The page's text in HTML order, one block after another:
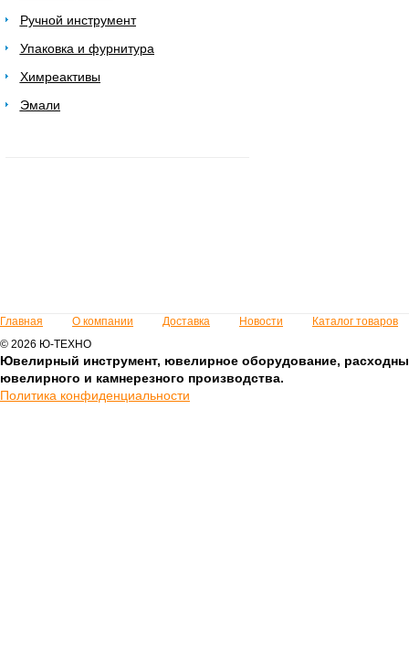
Ручной инструмент
Упаковка и фурнитура
Химреактивы
Эмали
Главная О компании Доставка Новости
Каталог товаров
© 2026 Ю-ТЕХНО
Ювелирный инструмент, ювелирное оборудование,
ювелирного и камнерезного производства.
Политика конфиденциальности